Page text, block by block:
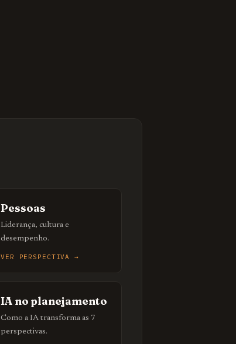
Pessoas
Liderança, cultura e
desempenho.
VER PERSPECTIVA →
IA no planejamento
Como a IA transforma as 7
perspectivas.